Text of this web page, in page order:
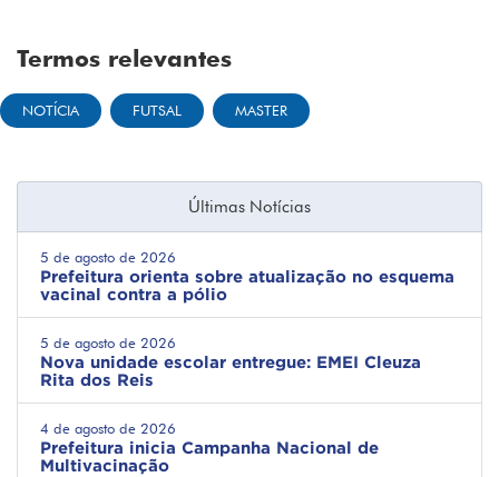
Termos relevantes
NOTÍCIA FUTSAL MASTER
Últimas Notícias
5 de agosto de 2026
Prefeitura orienta sobre atualização no esquema
vacinal contra a pólio
5 de agosto de 2026
Nova unidade escolar entregue: EMEI Cleuza
Rita dos Reis
4 de agosto de 2026
Prefeitura inicia Campanha Nacional de
Multivacinação